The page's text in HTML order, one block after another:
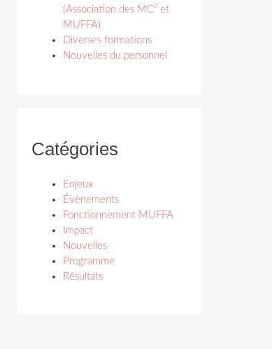
(Association des MC² et
MUFFA)
Diverses formations
Nouvelles du personnel
Catégories
Enjeux
Évènements
Fonctionnement MUFFA
Impact
Nouvelles
Programme
Résultats